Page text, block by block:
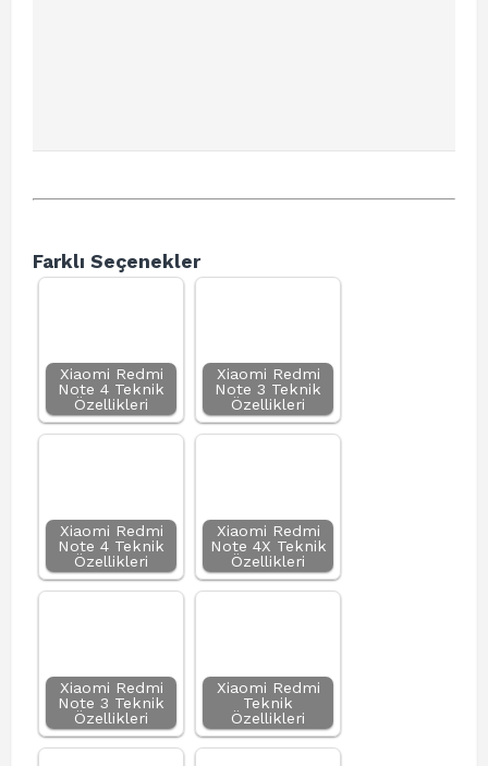
Farklı Seçenekler
Xiaomi Redmi
Note 4 Teknik
Özellikleri
Xiaomi Redmi
Note 3 Teknik
Özellikleri
Xiaomi Redmi
Note 4 Teknik
Özellikleri
Xiaomi Redmi
Note 4X Teknik
Özellikleri
Xiaomi Redmi
Note 3 Teknik
Özellikleri
Xiaomi Redmi
Teknik
Özellikleri